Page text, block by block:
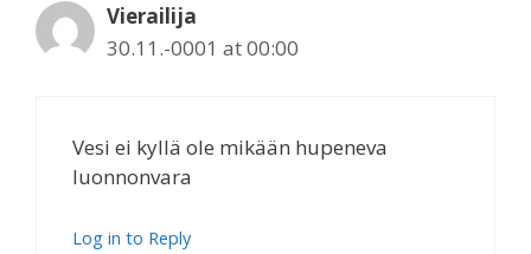
Vierailija
30.11.-0001 at 00:00
Vesi ei kyllä ole mikään hupeneva
luonnonvara
Log in to Reply